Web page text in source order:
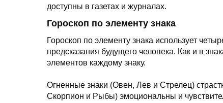
доступны в газетах и журналах.
Гороскоп по элементу знака
Гороскоп по элементу знака использует
предсказания будущего человека. Как и в
элементов каждому знаку.
Огненные знаки (Овен, Лев и Стрелец)
Скорпион и Рыбы) эмоциональны и